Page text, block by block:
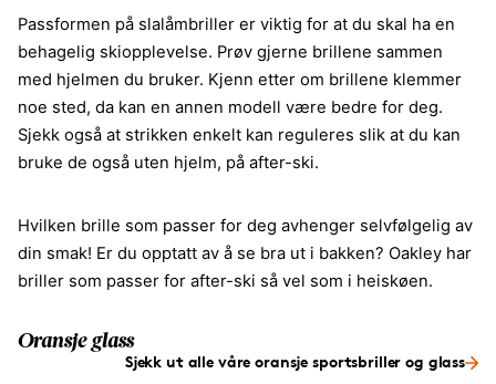
Passformen på slalåmbriller er viktig for at du skal ha en
behagelig skiopplevelse. Prøv gjerne brillene sammen
med hjelmen du bruker. Kjenn etter om brillene klemmer
noe sted, da kan en annen modell være bedre for deg.
Sjekk også at strikken enkelt kan reguleres slik at du kan
bruke de også uten hjelm, på after-ski.
Hvilken brille som passer for deg avhenger selvfølgelig av
din smak! Er du opptatt av å se bra ut i bakken? Oakley har
briller som passer for after-ski så vel som i heiskøen.
Oransje glass
Sjekk ut alle våre oransje sportsbriller og glass